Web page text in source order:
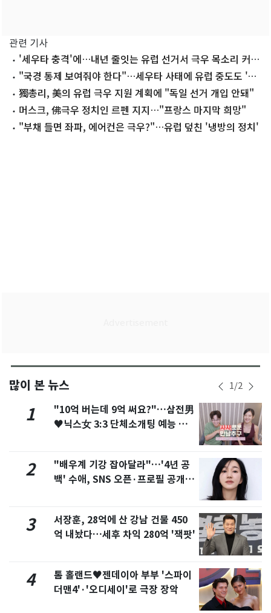
관련 기사
'세우타 충격'에…내년 줄잇는 유럽 선거서 극우 목소리 커진
다 "국경 통제 보여줘야 한다"…세우타 사태에 유럽 중도도 '우
향우'
獨총리, 美의 유럽 극우 지원 계획에 "독일 선거 개입 안돼"
머스크, 佛극우 정치인 르펜 지지…"프랑스 마지막 희망"
"부채 들면 좌파, 에어컨은 극우?"…유럽 덮친 '냉방의 정치'
많이 본 뉴스 1/2
1
"10억 버는데 9억 써요?"…삼전男
♥닉스女 3:3 단체소개팅 예능 화
2
"배우계 기강 잡아달라"…'4년 공
백' 수애, SNS 오픈·프로필 공개
3
서장훈, 28억에 산 강남 건물 450
억 내놨다…세후 차익 280억 '잭팟'
4
톰 홀랜드♥젠데이아 부부 '스파이
더맨4'·'오디세이'로 극장 장악